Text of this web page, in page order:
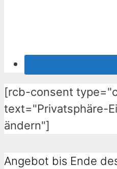
[rcb-consent
text="Privatsphäre-
ändern"]
Angebot bis Ende